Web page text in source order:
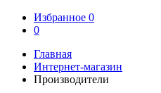
Избранное 0
0
Главная
Интернет-магазин
Производители